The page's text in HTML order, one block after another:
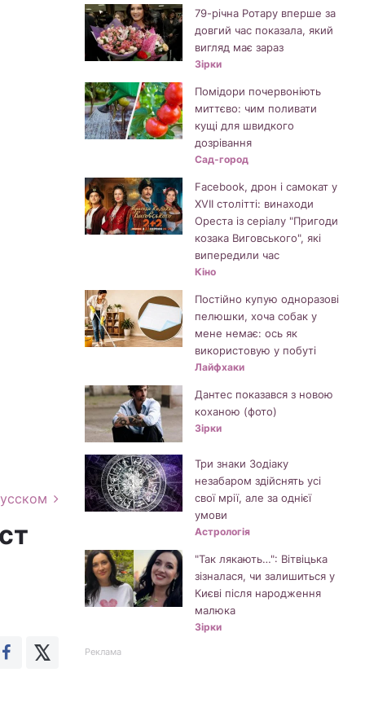
79-річна Ротару вперше за
довгий час показала, який
вигляд має зараз
Зірки
Помідори почервоніють
миттєво: чим поливати
кущі для швидкого
дозрівання
Сад-город
Facebook, дрон і самокат у
XVII столітті: винаходи
Ореста із серіалу "Пригоди
козака Виговського", які
випередили час
Кіно
Постійно купую одноразові
пелюшки, хоча собак у
мене немає: ось як
використовую у побуті
Лайфхаки
Дантес показався з новою
коханою (фото)
Зірки
Три знаки Зодіаку
незабаром здійснять усі
свої мрії, але за однієї
умови
Астрологія
"Так лякають…": Вітвіцька
зізналася, чи залишиться у
Києві після народження
малюка
Зірки
Реклама